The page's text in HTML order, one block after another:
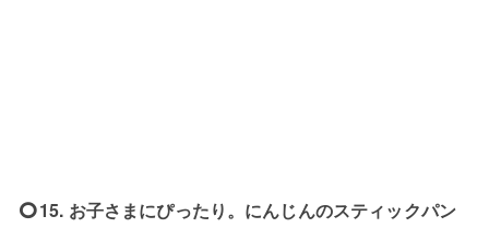
15. お子さまにぴったり。にんじんのスティックパン